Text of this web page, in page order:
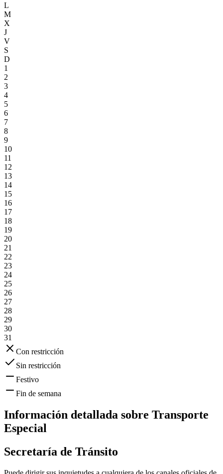
L
M
X
J
V
S
D
1
2
3
4
5
6
7
8
9
10
11
12
13
14
15
16
17
18
19
20
21
22
23
24
25
26
27
28
29
30
31
Con restricción
Sin restricción
Festivo
Fin de semana
Información detallada sobre Transporte
Especial
Secretaría de Tránsito